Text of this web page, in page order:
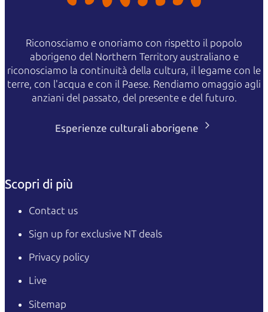
Riconosciamo e onoriamo con rispetto il popolo
aborigeno del Northern Territory australiano e
riconosciamo la continuità della cultura, il legame con le
terre, con l'acqua e con il Paese. Rendiamo omaggio agli
anziani del passato, del presente e del futuro.
Esperienze culturali aborigene
Scopri di più
Contact us
Sign up for exclusive NT deals
Privacy policy
Live
Sitemap